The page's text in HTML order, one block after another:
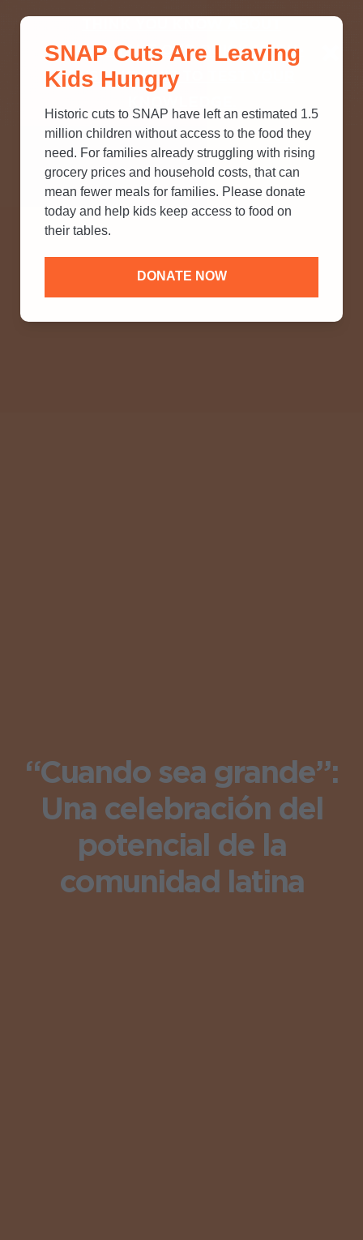
SNAP? TAKE OUR QUICK MYTH-
BUSTING QUIZ TO TEST YOUR
“Cuando sea grande”:
Una celebración del
potencial de la
comunidad latina
SNAP Cuts Are Leaving
Kids Hungry
Historic cuts to SNAP have left an estimated 1.5
million children without access to the food they
need. For families already struggling with rising
grocery prices and household costs, that can
mean fewer meals for families. Please donate
today and help kids keep access to food on
their tables.
DONATE NOW